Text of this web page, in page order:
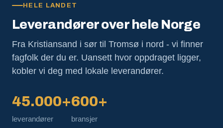
HELE LANDET
Leverandører over hele Norge
Fra Kristiansand i sør til Tromsø i nord - vi finner
fagfolk der du er. Uansett hvor oppdraget ligger,
kobler vi deg med lokale leverandører.
45.000+
leverandører
600+
bransjer